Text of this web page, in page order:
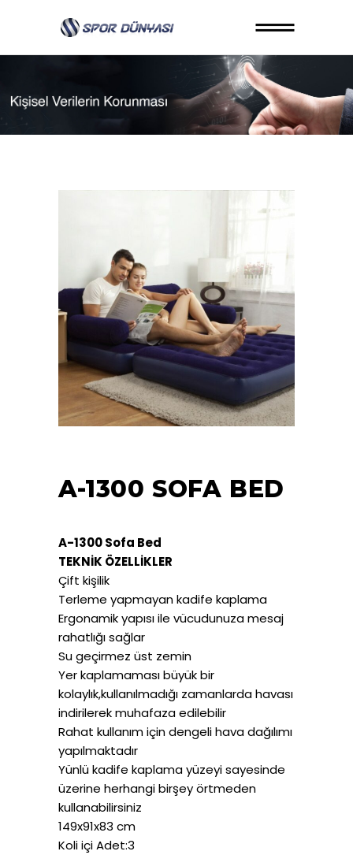
A-1300 SOFA BED
A-1300 Sofa Bed
TEKNİK ÖZELLİKLER
Çift kişilik
Terleme yapmayan kadife kaplama
Ergonamik yapısı ile vücudunuza mesaj
rahatlığı sağlar
Su geçirmez üst zemin
Yer kaplamaması büyük bir
kolaylık,kullanılmadığı zamanlarda havası
indirilerek muhafaza edilebilir
Rahat kullanım için dengeli hava dağılımı
yapılmaktadır
Yünlü kadife kaplama yüzeyi sayesinde
üzerine herhangi birşey örtmeden
kullanabilirsiniz
149x91x83 cm
Koli içi Adet:3